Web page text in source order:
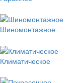
Шиномонтажное
Климатическое